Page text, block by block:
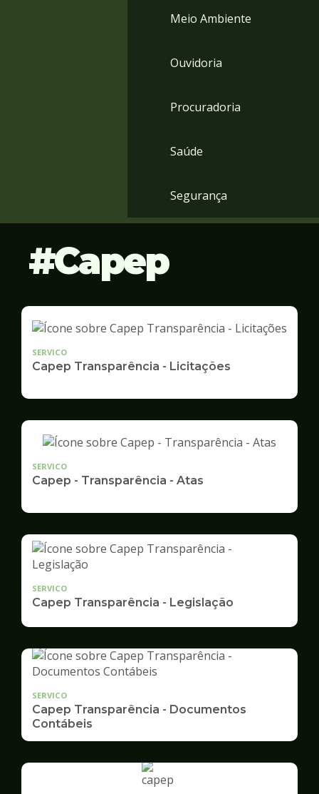
Meio Ambiente
Ouvidoria
Procuradoria
Saúde
Segurança
Capep
SERVICO
Capep Transparência - Licitações
SERVICO
Capep - Transparência - Atas
SERVICO
Capep Transparência - Legislação
SERVICO
Capep Transparência - Documentos
Contábeis
Ilustração